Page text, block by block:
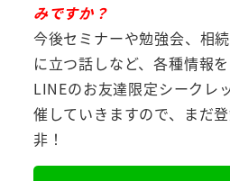
みですか？
今後セミナーや勉強会、相
に立つ話しなど、各種情報
LINEのお友達限定シークレ
催していきますので、まだ
非！